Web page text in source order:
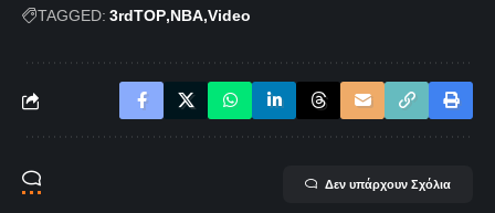
TAGGED: 3rdTOP NBA Video
Δεν υπάρχουν Σχόλια